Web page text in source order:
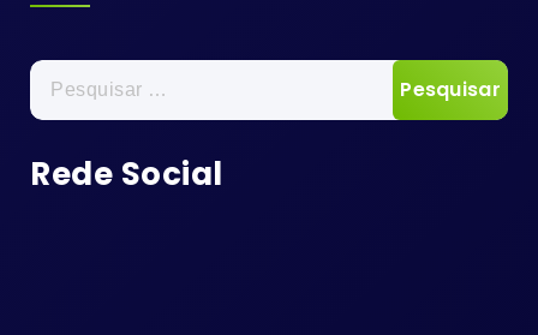
Pesquisar
por:
Rede Social